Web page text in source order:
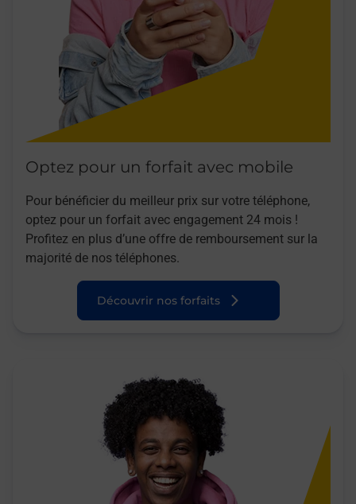
Optez pour un forfait avec mobile
Pour bénéficier du meilleur prix sur votre téléphone,
optez pour un forfait avec engagement 24 mois !
Profitez en plus d’une offre de remboursement sur la
majorité de nos téléphones.
Découvrir nos forfaits